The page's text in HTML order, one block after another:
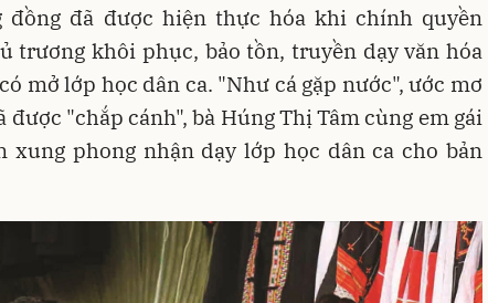
đồng đã được hiện thực hóa khi chính quyền
trương khôi phục, bảo tồn, truyền dạy văn hóa
mở lớp học dân ca. "Như cá gặp nước", ước mơ
được "chắp cánh", bà Húng Thị Tâm cùng em gái
xung phong nhận dạy lớp học dân ca cho bản